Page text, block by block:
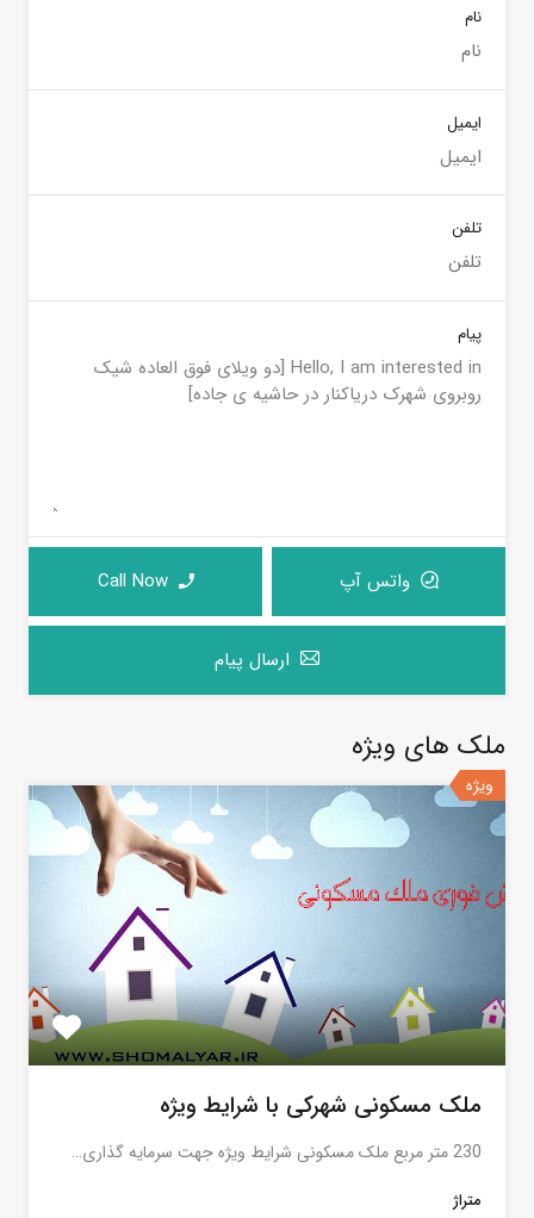
نام
ایمیل
تلفن
پیام
واتس آپ Call Now
ارسال پیام
ملک های ویژه
ویژه
ملک مسکونی شهرکی با شرایط ویژه
230 متر مربع ملک مسکونی شرایط ویژه جهت سرمایه گذاری…
متراژ